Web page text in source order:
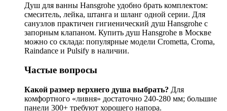
Душ для ванны Hansgrohe удобно брать комплектом:
смеситель, лейка, штанга и шланг одной серии. Для
санузлов практичен гигиенический душ Hansgrohe с
запорным клапаном. Купить душ Hansgrohe в Москве
можно со склада: популярные модели Crometta, Croma,
Raindance и Pulsify в наличии.
Частые вопросы
Какой размер верхнего душа выбрать? Для
комфортного «ливня» достаточно 240-280 мм; большие
панели 300+ требуют хорошего напора.